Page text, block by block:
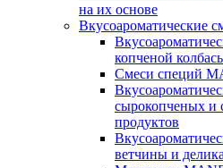
на их основе
Вкусоароматические
копченой
Смеси специй
сырокопченых и
продуктов
ветчины и